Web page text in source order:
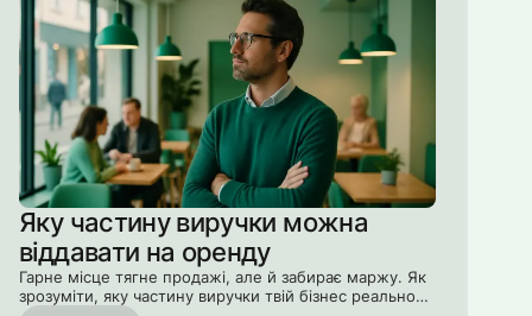
Яку частину виручки можна
віддавати на оренду
Гарне місце тягне продажі, але й забирає маржу. Як
зрозуміти, яку частину виручки твій бізнес реально